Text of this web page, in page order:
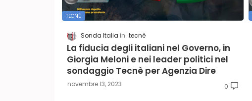
TECNÈ
Sonda Italia tecnè
La fiducia degli italiani nel Governo, in
Giorgia Meloni e nei leader politici nel
sondaggio Tecnè per Agenzia Dire
novembre 13, 2023 0